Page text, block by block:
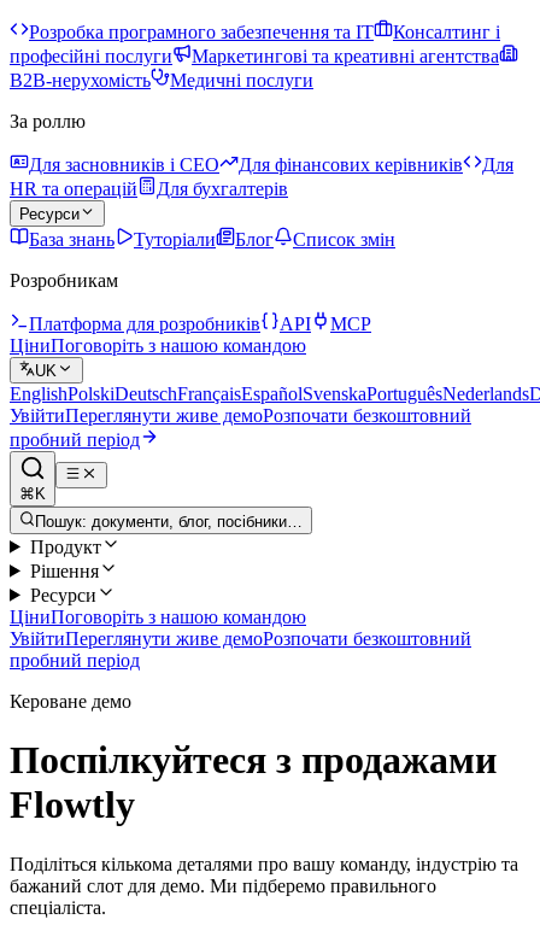
Розробка програмного забезпечення та IT
Консалтинг і
професійні послуги
Маркетингові та креативні агентства
B2B-нерухомість
Медичні послуги
За роллю
Для засновників і CEO Для фінансових керівників
Для
HR та операцій
Для бухгалтерів
Ресурси
База знань Туторіали Блог
Список змін
Розробникам
Платформа для розробників API
MCP
ЦіниПоговоріть з нашою командою
UK
EnglishPolskiDeutschFrançaisEspañolSvenskaPortuguêsNederlands
УвійтиПереглянути живе демоРозпочати безкоштовний
пробний період
⌘K
Пошук: документи, блог, посібники…
Продукт
Рішення
Ресурси
ЦіниПоговоріть з нашою командою
УвійтиПереглянути живе демоРозпочати безкоштовний
пробний період
Кероване демо
Поспілкуйтеся з продажами
Flowtly
Поділіться кількома деталями про вашу команду, індустрію та
бажаний слот для демо. Ми підберемо правильного
спеціаліста.